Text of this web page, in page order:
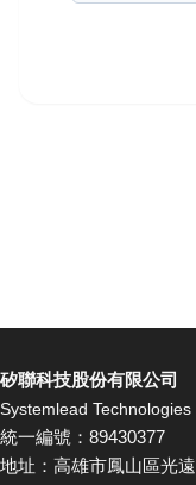
矽聯科技股份有限公司
Systemlead Technologies
統一編號：89430377
地址：高雄市鳳山區光